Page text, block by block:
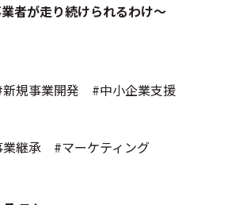
者が走り続けられるわけ〜
規事業開発 #中小企業支援
継承 #マーケティング